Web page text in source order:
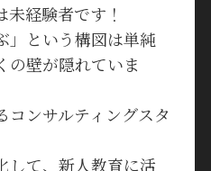
経験者です！
」という構図は単純
の壁が隠れていま
コンサルティングスタ
して、新人教育に活